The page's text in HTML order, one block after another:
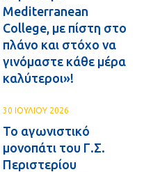
Mediterranean
College, με πίστη στο
πλάνο και στόχο να
γινόμαστε κάθε μέρα
καλύτεροι»!
30 ΙΟΥΛΙΟΥ 2026
Το αγωνιστικό
μονοπάτι του Γ.Σ.
Περιστερίου